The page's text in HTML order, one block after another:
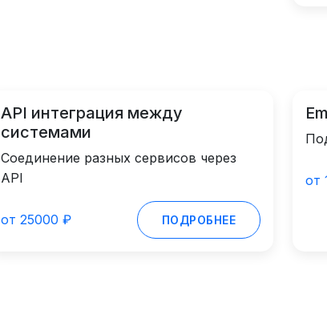
API интеграция между
системами
Соединение разных сервисов через
API
от 25000 ₽ ПОДРОБНЕЕ
от